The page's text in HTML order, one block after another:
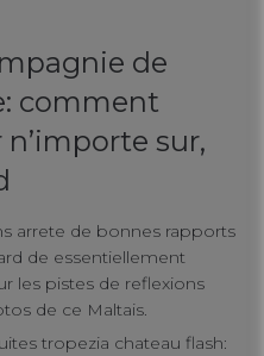
de
comment
sur,
arrete de bonnes rapports
de essentiellement
les pistes de reflexions
de ce Maltais.
tropezia chateau flash: